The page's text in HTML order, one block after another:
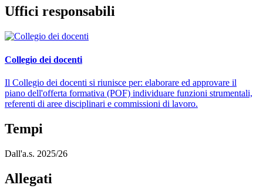
Uffici responsabili
Collegio dei docenti
Il Collegio dei docenti si riunisce per: elaborare ed approvare il
piano dell'offerta formativa (POF) individuare funzioni strumentali,
referenti di aree disciplinari e commissioni di lavoro.
Tempi
Dall'a.s. 2025/26
Allegati